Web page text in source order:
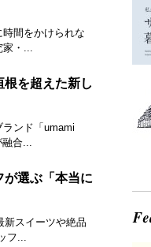
間をかけられな
家・...
を超えた新し
ンド「umami
融合...
が選ぶ「本当に
新スイーツや絶品
フ...